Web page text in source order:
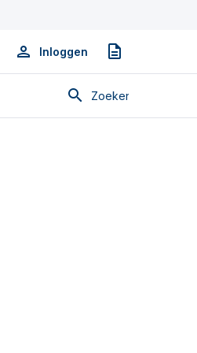
Inloggen Offerte
Zoeken